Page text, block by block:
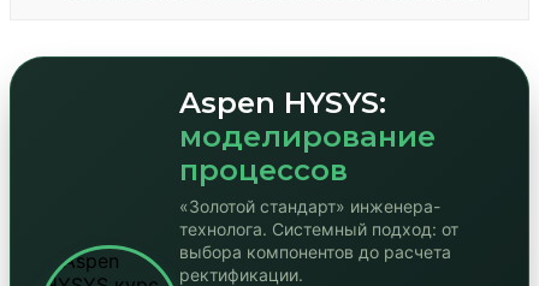
Aspen HYSYS:
моделирование
процессов
«Золотой стандарт» инженера-
технолога. Системный подход: от
выбора компонентов до расчета
ректификации.